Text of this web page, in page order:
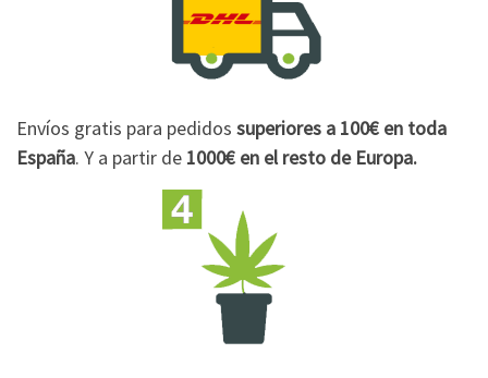
Envíos gratis para pedidos superiores a 100€ en toda
España. Y a partir de 1000€ en el resto de Europa.